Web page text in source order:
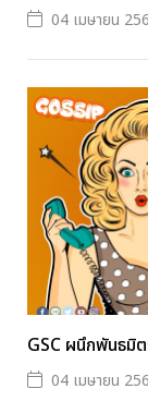
04 เมษายน
GSC ผนึกพันธมิ
04 เมษายน